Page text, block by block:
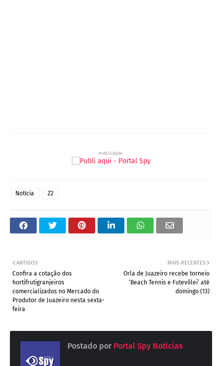
Publicidade:
Notícia Z2
MAIS RECENTES
Orla de Juazeiro recebe torneio
‘Beach Tennis e Futevôlei’ até
domingo (13)
ANTIGOS
Confira a cotação dos
hortifrutigranjeiros
comercializados no Mercado do
Produtor de Juazeiro nesta sexta-
feira
Postado por Portal Spy Notícias